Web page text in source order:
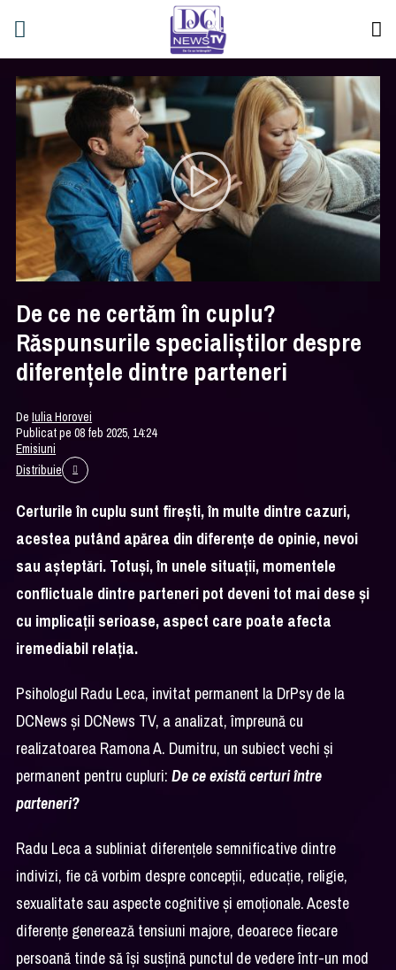
De ce ne certăm în cuplu?
Răspunsurile specialiștilor despre
diferențele dintre parteneri
DeIulia Horovei
Publicat pe 08 feb 2025, 14:24
Emisiuni
Distribuie
Certurile în cuplu sunt firești, în multe dintre cazuri,
acestea putând apărea din diferențe de opinie, nevoi
sau așteptări. Totuși, în unele situații, momentele
conflictuale dintre parteneri pot deveni tot mai dese și
cu implicații serioase, aspect care poate afecta
iremediabil relația.
Psihologul Radu Leca, invitat permanent la DrPsy de la
DCNews și DCNews TV, a analizat, împreună cu
realizatoarea Ramona A. Dumitru, un subiect vechi și
permanent pentru cupluri:De ce există certuri între
parteneri?
Radu Leca a subliniat diferențele semnificative dintre
indivizi, fie că vorbim despre concepții, educație, religie,
sexualitate sau aspecte cognitive și emoționale. Aceste
diferențe generează tensiuni majore, deoarece fiecare
persoană tinde să își susțină punctul de vedere într-un mod